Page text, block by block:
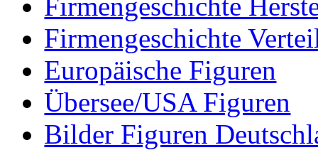
Firmengeschichte
Europäische Figuren
Übersee/USA Figuren
Bilder Figuren